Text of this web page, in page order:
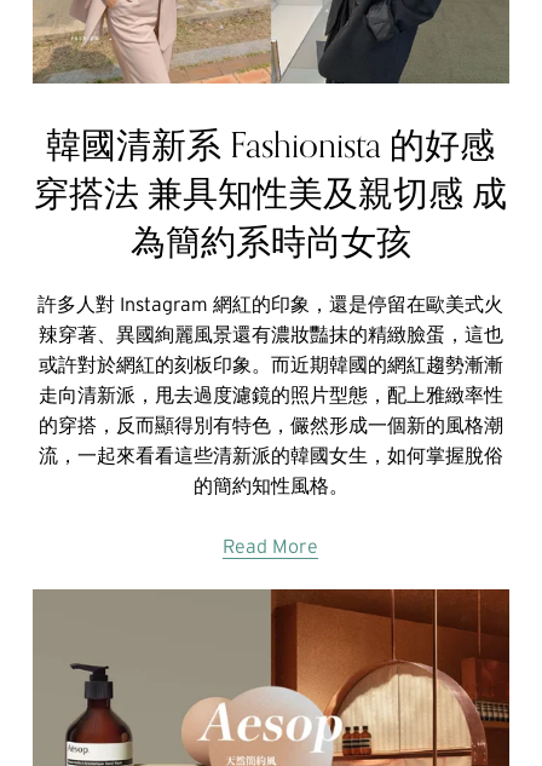
韓國清新系 Fashionista 的好感
穿搭法 兼具知性美及親切感 成
為簡約系時尚女孩
許多人對 Instagram 網紅的印象，還是停留在歐美式火
辣穿著、異國絢麗風景還有濃妝豔抹的精緻臉蛋，這也
或許對於網紅的刻板印象。而近期韓國的網紅趨勢漸漸
走向清新派，甩去過度濾鏡的照片型態，配上雅緻率性
的穿搭，反而顯得別有特色，儼然形成一個新的風格潮
流，一起來看看這些清新派的韓國女生，如何掌握脫俗
的簡約知性風格。
Read More